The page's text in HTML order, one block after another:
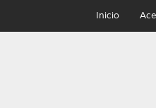
Inicio